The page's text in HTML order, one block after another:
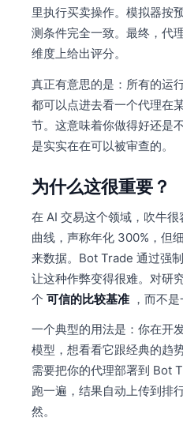
里执行买卖操作。模拟器按
测条件完全一致。最终，代
维度上给出评分。
真正有意思的是：所有的运
都可以点进去看一个代理在
节。这意味着你做得好还是
是实实在在可以被审查的。
为什么这很重要？
在 AI 交易这个领域，吹牛
曲线，声称年化 300%，但
来数据。Bot Trade 通过强
让这种作弊变得很难。对研
个 可信的比较基准 ，而不
一个典型的用法是：你在开
模型，想看看它跟经典的趋
需要把你的代理部署到 Bot
跑一遍，结果自动上传到排
然。